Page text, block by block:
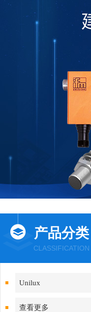
产品分类
CLASSIFICATION
Unilux
查看更多